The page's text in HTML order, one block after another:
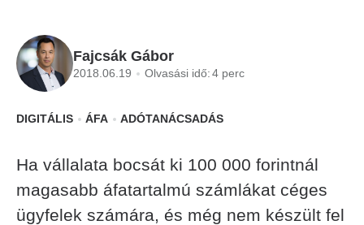
Fajcsák Gábor
2018.06.19 Olvasási idő:4 perc
DIGITÁLIS ÁFA ADÓTANÁCSADÁS
Ha vállalata bocsát ki 100 000 forintnál
magasabb áfatartalmú számlákat céges
ügyfelek számára, és még nem készült fel